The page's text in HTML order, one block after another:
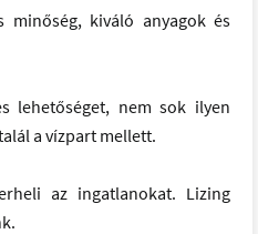
minőség, kiváló anyagok és
lehetőséget, nem sok ilyen
a vízpart mellett.
az ingatlanokat. Lizing